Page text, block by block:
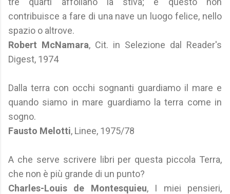
contribuisce a fare di una nave un luogo felice, nello
spazio o altrove.
Robert McNamara, Cit. in Selezione dal Reader's
Digest, 1974
Dalla terra con occhi sognanti guardiamo il mare e
quando siamo in mare guardiamo la terra come in
sogno.
Fausto Melotti, Linee, 1975/78
A che serve scrivere libri per questa piccola Terra,
che non è più grande di un punto?
Charles-Louis de Montesquieu, I miei pensieri,